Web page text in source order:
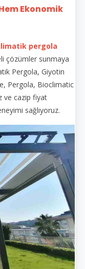
Ekonomik
pergola
çözümler sunmaya
Pergola, Giyotin
Pergola, Bioclimatic
ve cazip fiyat
sağlıyoruz.